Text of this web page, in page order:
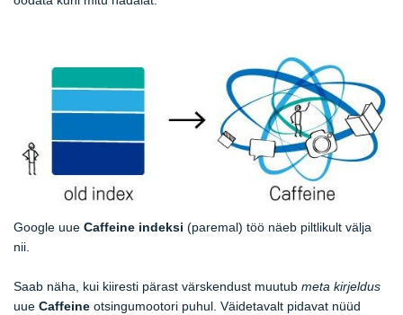
Google uue Caffeine indeksi (paremal) töö näeb piltlikult välja
nii.
Saab näha, kui kiiresti pärast värskendust muutub meta kirjeldus
uue Caffeine otsingumootori puhul. Väidetavalt pidavat nüüd